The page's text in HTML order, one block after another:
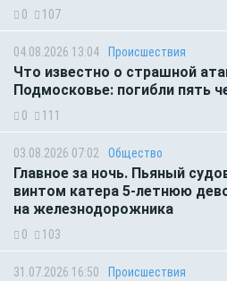
0 107
04.08.2026 13:04 Происшествия
Что известно о страшной
Подмосковье: погибли пять
0 111
03.08.2026 07:02 Общество
Главное за ночь. Пьяный
винтом катера 5-летнюю
на железнодорожника
0 103
31.07.2026 16:50 Происшествия